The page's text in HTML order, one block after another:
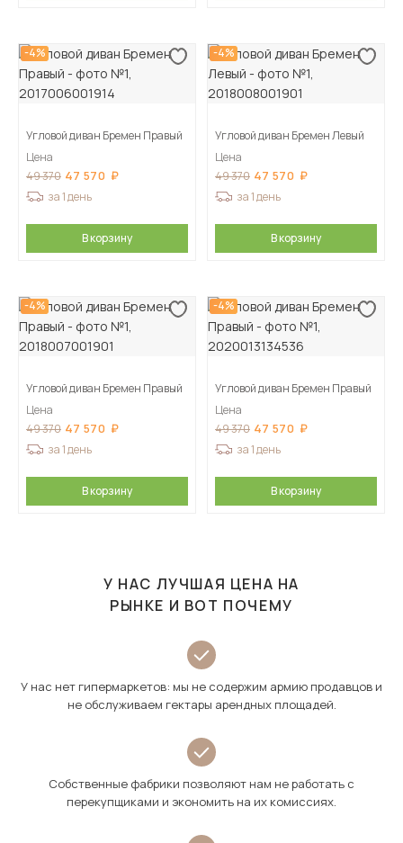
-4%
Угловой диван Бремен Правый
Цена
49 370 47 570
за 1 день
В корзину
-4%
Угловой диван Бремен Левый
Цена
49 370 47 570
за 1 день
В корзину
-4%
Угловой диван Бремен Правый
Цена
49 370 47 570
за 1 день
В корзину
-4%
Угловой диван Бремен Правый
Цена
49 370 47 570
за 1 день
В корзину
У НАС ЛУЧШАЯ ЦЕНА НА
РЫНКЕ И ВОТ ПОЧЕМУ
У нас нет гипермаркетов: мы не содержим армию продавцов и
не обслуживаем гектары арендных площадей.
Собственные фабрики позволяют нам не работать с
перекупщиками и экономить на их комиссиях.